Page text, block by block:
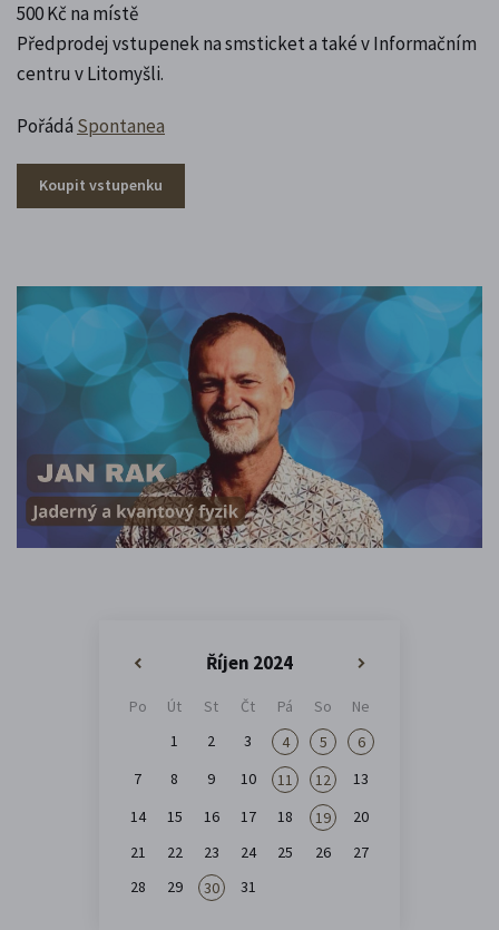
500 Kč na místě
Předprodej vstupenek na smsticket a také v Informačním
centru v Litomyšli.
Pořádá Spontanea
Koupit vstupenku
Říjen 2024
Po Út St Čt Pá So
Ne
1
2 3 4 5
6
7
8 9 10 11 12
13
14
15 16 17 18 19
20
21
22 23 24 25 26
27
28
29 30 31